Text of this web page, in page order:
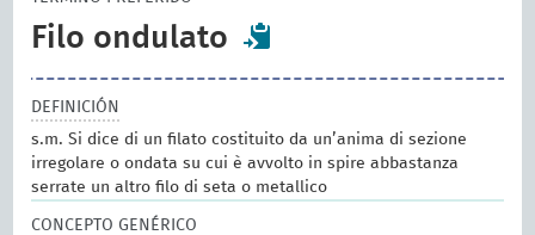
Filo ondulato
DEFINICIÓN
s.m. Si dice di un filato costituito da un’anima di sezione
irregolare o ondata su cui è avvolto in spire abbastanza
serrate un altro filo di seta o metallico
CONCEPTO GENÉRICO